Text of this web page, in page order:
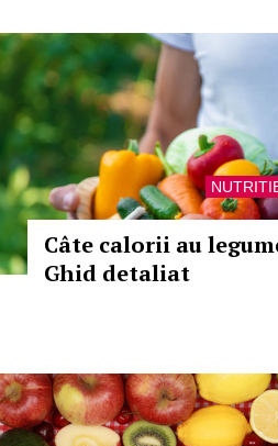
Câte calorii au
Ghid detaliat